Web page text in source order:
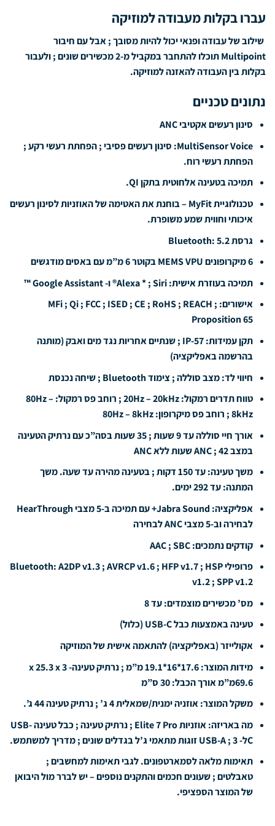
עברו בקלות מעבודה למוזיקה
שילוב של עבודה ופנאי יכול להיות מסובך ; אבל עם חיבור
Multipoint תוכלו להתחבר במקביל מ-2 מכשירים שונים ; ולעבור
בקלות בין העבודה להאזנה למוזיקה.
נתונים טכניים
סינון רעשים אקטיבי ANC
MultiSensor Voice: סינון רעשים פסיבי ; הפחתת רעשי רקע ;
הפחתת רעשי רוח.
תמיכה בטעינה אלחוטית בתקן QI.
טכנולוגיית MyFit – בוחנת את האטימה של האוזניות לסינון רעשים
איכותי וחווית שמע משופרת.
גרסת Bluetooth: 5.2
6 מיקרופונים MEMS VPU בקוטר 6 מ”מ עם באסים מודגשים
תמיכה בעוזרת אישית: Alexa * ; Siri® ו- Google Assistant ™
אישורים: MFi ; Qi ; FCC ; ISED ; CE ; RoHS ; REACH ;
Proposition 65
תקן עמידות: IP-57 ; שנתיים אחריות נגד מים ואבק (מותנה
בהרשמה באפליקציה)
חיווי לד: מצב סוללה ; צימוד Bluetooth ; שיחה נכנסת
טווח תדרים רמקול: 20Hz – 20kHz ; רוחב פס רמקול: 80Hz –
8kHz ; רוחב פס מיקרופון: 80Hz – 8kHz
אורך חיי סוללה עד 9 שעות ; 35 שעות בסה”כ עם נרתיק הטעינה
במצב ANC ; 42 שעות ללא ANC
משך טעינה: עד 150 דקות ; בטעינה מהירה עד שעה. משך
המתנה: עד 292 ימים.
אפליקציה: Jabra Sound+ עם תמיכה ב-5 מצבי HearThrough
לבחירה וב-5 מצבי ANC לבחירה
קודקים נתמכים: AAC ; SBC
פרופילי Bluetooth: A2DP v1.3 ; AVRCP v1.6 ; HFP v1.7 ; HSP
v1.2 ; SPP v1.2
מס’ מכשירים מוצמדים: עד 8
טעינה באמצעות כבל USB-C (כלול)
אקולייזר (באפליקציה) להתאמה אישית של המוזיקה
מידות המוצר: 17.6*16*19.1 מ”מ ; נרתיק טעינה- 3 x 25.3 x
69.6מ”מ אורך הכבל: 30 ס”מ
משקל המוצר: אוזניה ימנית/שמאלית 4 ג’ ; נרתיק טעינה 44 ג’.
מה באריזה: אוזניות Elite 7 Pro ; נרתיק טעינה ; כבל טעינה USB-
Cל- USB-A ; 3 זוגות מתאמי ג’ל בגדלים שונים ; מדריך למשתמש.
תאימות מלאה לסמארטפונים. לגבי תאימות למחשבים ;
טאבלטים ; שעונים חכמים והתקנים נוספים – יש לברר מול היבואן
של המוצר הספציפי.